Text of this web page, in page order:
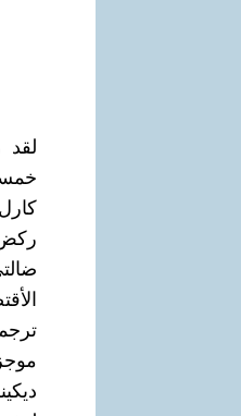
لقد
ركض
ترجمة